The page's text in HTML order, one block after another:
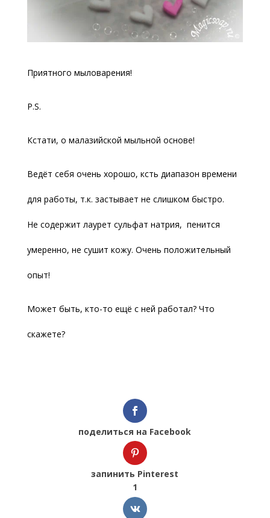
Приятного мыловарения!
P.S.
Кстати, о малазийской мыльной основе!
Ведёт себя очень хорошо, ксть диапазон времени
для работы, т.к. застывает не слишком быстро.
Не содержит лаурет сульфат натрия, пенится
умеренно, не сушит кожу. Очень положительный
опыт!
Может быть, кто-то ещё с ней работал? Что
скажете?
поделиться на Facebook
запинить Pinterest
1